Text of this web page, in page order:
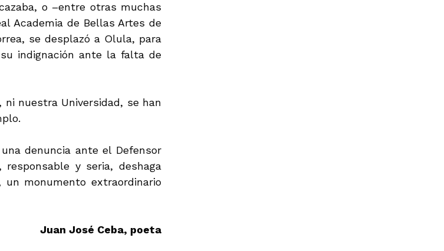
o –entre otras muchas
Academia de Bellas Artes de
se desplazó a Olula, para
indignación ante la falta de
nuestra Universidad, se han
denuncia ante el Defensor
y seria, deshaga
monumento extraordinario
Juan José Ceba, poeta